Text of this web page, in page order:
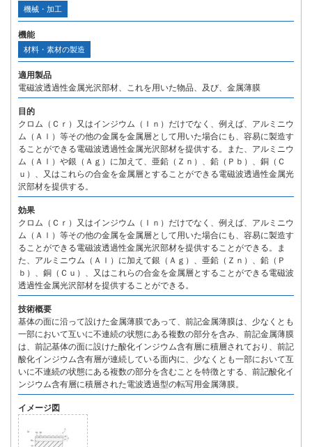
機械・加工
機能
材料・素材の製造
適用製品
電磁波透過性金属光沢部材、これを用いた物品、及び、金属薄膜
目的
クロム（Ｃｒ）又はインジウム（Ｉｎ）だけでなく、例えば、アルミニウ
ム（Ａｌ）等その他の金属を金属層として用いた場合にも、容易に製造す
ることができる電磁波透過性金属光沢部材を提供する。また、アルミニウ
ム（Ａｌ）や銀（Ａｇ）に加えて、亜鉛（Ｚｎ）、鉛（Ｐｂ）、銅（Ｃ
ｕ）、又はこれらの合金を金属層とすることができる電磁波透過性金属光
沢部材を提供する。
効果
クロム（Ｃｒ）又はインジウム（Ｉｎ）だけでなく、例えば、アルミニウ
ム（Ａｌ）等その他の金属を金属層として用いた場合にも、容易に製造す
ることができる電磁波透過性金属光沢部材を提供することができる。ま
た、アルミニウム（Ａｌ）に加えて銀（Ａｇ）、亜鉛（Ｚｎ）、鉛（Ｐ
ｂ）、銅（Ｃｕ）、又はこれらの合金を金属層とすることができる電磁波
透過性金属光沢部材を提供することができる。
技術概要
基体の面に沿って設けた金属薄膜であって、前記金属薄膜は、少なくとも
一部において互いに不連続の状態にある複数の部分を含み、前記金属薄膜
は、前記基体の面に設けた酸化インジウム含有層に積層されており、前記
酸化インジウム含有層が連続している面内に、少なくとも一部において互
いに不連続の状態にある複数の部分を含むことを特徴とする、前記酸化イ
ンジウム含有層に積層された電波透過型の転写用金属薄膜。
イメージ図